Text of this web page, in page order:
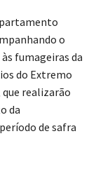
o
fumageiras da
do Extremo
realizarão
da
de safra